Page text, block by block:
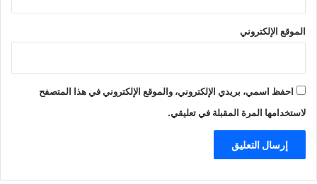
الموقع الإلكتروني
احفظ اسمي، بريدي الإلكتروني، والموقع الإلكتروني في هذا المتصفح
لاستخدامها المرة المقبلة في تعليقي.